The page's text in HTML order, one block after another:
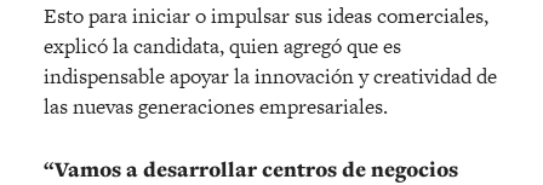
Esto para iniciar o impulsar sus ideas comerciales,
explicó la candidata, quien agregó que es
indispensable apoyar la innovación y creatividad de
las nuevas generaciones empresariales.
“Vamos a desarrollar centros de negocios